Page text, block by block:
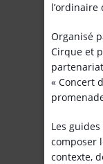
l’ordinaire
Organisé
Cirque et
partenariat
« Concert
Les
composer
contexte,